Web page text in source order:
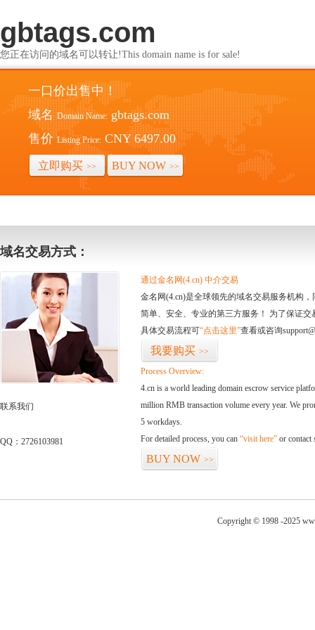
gbtags.com
您正在访问的域名可以转让!This domain name is for sale!
一口价出售中！
域名 Domain Name: gbtags.com
售价 Listing Price: CNY 6497.00
立即购买 >> BUY NOW >>
域名交易方式：
联系我们
QQ：2726103981
通过金名网(4.cn) 中介交易
金名网(4.cn)是全球领先的域名交易服务机构
简单、安全、专业的第三方服务！ 为了保证
具体交易流程可“点击这里”查看或咨询
我要购买 >>
Process Overview:
4.cn is a world leading domain escrow service
million RMB transaction volume every year. We
5 workdays.
For detailed process, you can “visit here” or contact
BUY NOW >>
Copyright © 1998 -2025